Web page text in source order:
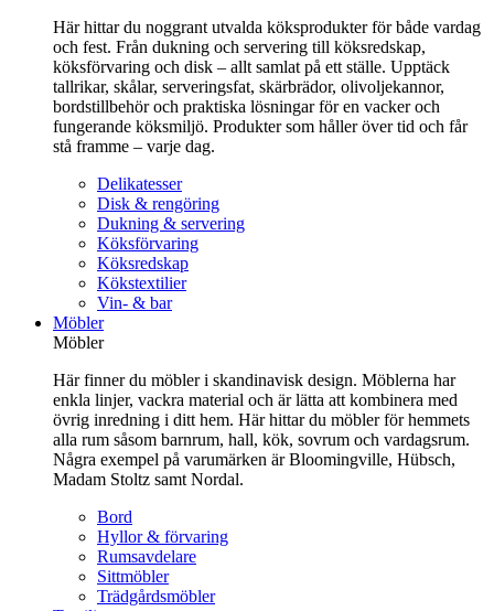
Här hittar du noggrant utvalda köksprodukter för både vardag
och fest. Från dukning och servering till köksredskap,
köksförvaring och disk – allt samlat på ett ställe. Upptäck
tallrikar, skålar, serveringsfat, skärbrädor, olivoljekannor,
bordstillbehör och praktiska lösningar för en vacker och
fungerande köksmiljö. Produkter som håller över tid och får
stå framme – varje dag.
Delikatesser
Disk & rengöring
Dukning & servering
Köksförvaring
Köksredskap
Kökstextilier
Vin- & bar
Möbler
Möbler
Här finner du möbler i skandinavisk design. Möblerna har
enkla linjer, vackra material och är lätta att kombinera med
övrig inredning i ditt hem. Här hittar du möbler för hemmets
alla rum såsom barnrum, hall, kök, sovrum och vardagsrum.
Några exempel på varumärken är Bloomingville, Hübsch,
Madam Stoltz samt Nordal.
Bord
Hyllor & förvaring
Rumsavdelare
Sittmöbler
Trädgårdsmöbler